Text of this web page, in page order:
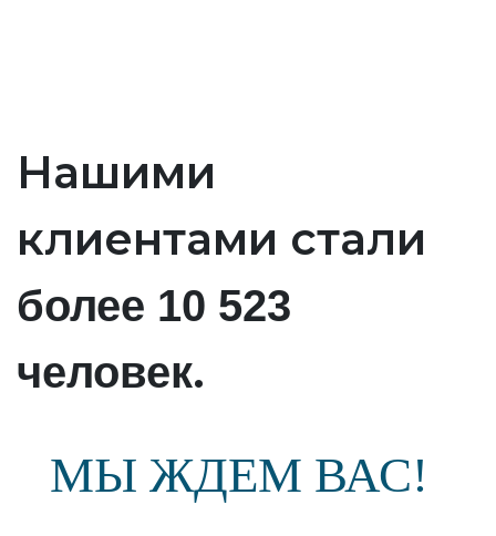
Нашими
клиентами стали
более 10 523
человек.
МЫ ЖДЕМ ВАС!